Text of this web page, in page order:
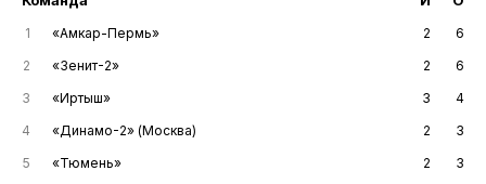
1 «Амкар-Пермь» 2
6
2
«Зенит-2» 2
6
3
«Иртыш» 3
4
4
«Динамо-2» (Москва) 2
3
5
«Тюмень» 2
3